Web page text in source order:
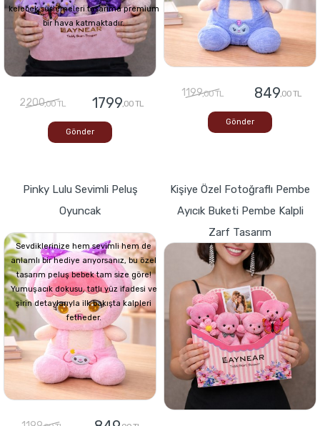
kelebek süslemeleri tasarıma premium
bir hava katmaktadır.
2200,00 TL 1799,00 TL
Gönder
1199,00 TL 849,00 TL
Gönder
Pinky Lulu Sevimli Peluş
Oyuncak
Sevdiklerinize hem sevimli hem de
anlamlı bir hediye arıyorsanız, bu özel
tasarım peluş bebek tam size göre!
Yumuşacık dokusu, tatlı yüz ifadesi ve
şirin detaylarıyla ilk bakışta kalpleri
fetheder.
Kişiye Özel Fotoğraflı Pembe
Ayıcık Buketi Pembe Kalpli
Zarf Tasarım